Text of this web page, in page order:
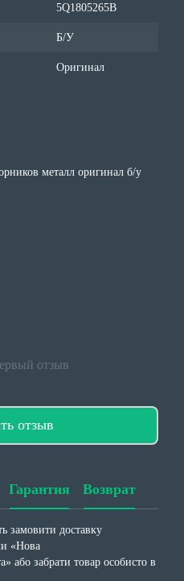
5Q1805265B
Б/У
Оригинал
металл оригинал б/у
отзыв
отзыв
Гарантия Возврат
замовити доставку
«Нова
або забрати товар особисто в